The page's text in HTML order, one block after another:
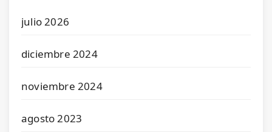
julio 2026
diciembre 2024
noviembre 2024
agosto 2023